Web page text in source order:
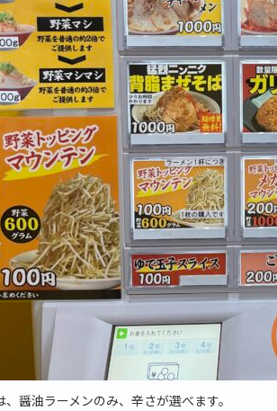
醤油ラーメンのみ、辛さが選べます。